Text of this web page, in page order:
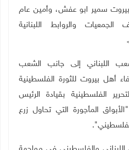
سمير ابو عفش، وأمين عام
الجمعيات والروابط اللبنانية
اللبناني إلى جانب الشعب
أهل بيروت للثورة الفلسطينية
الفلسطينية بقيادة الرئيس
المأجورة التي تحاول زرع